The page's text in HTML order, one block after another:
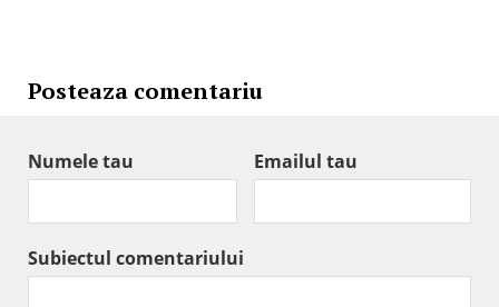
Posteaza comentariu
Numele tau Emailul tau
Subiectul comentariului